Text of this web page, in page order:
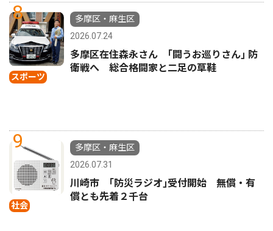
8
スポーツ
多摩区・麻生区
2026.07.24
多摩区在住森永さん ｢闘うお巡りさん｣ 防
衛戦へ 総合格闘家と二足の草鞋
9
社会
多摩区・麻生区
2026.07.31
川崎市 ｢防災ラジオ｣受付開始 無償・有
償とも先着２千台